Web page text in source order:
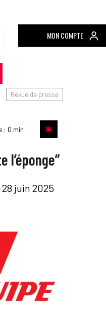
MON COMPTE
Revue de presse
: 0 min
l’éponge”
juin 2025